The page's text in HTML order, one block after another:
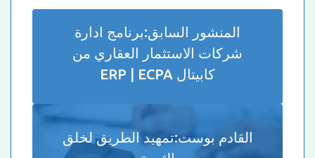
المنشور السابق:برنامج ادارة
شركات الاستثمار العقاري من
كابيتال ERP | ECPA
القادم بوست:تمهيد الطريق لخلق